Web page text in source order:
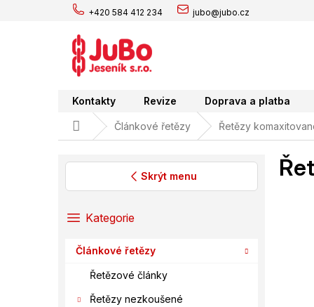
+420 584 412 234 jubo@jubo.cz
Kontakty Revize Doprava a platba
Domů Článkové řetězy Řetězy
Skrýt menu
PřeskočitKategorie
Článkové řetězy
Řetězové články
Řetězy nezkoušené